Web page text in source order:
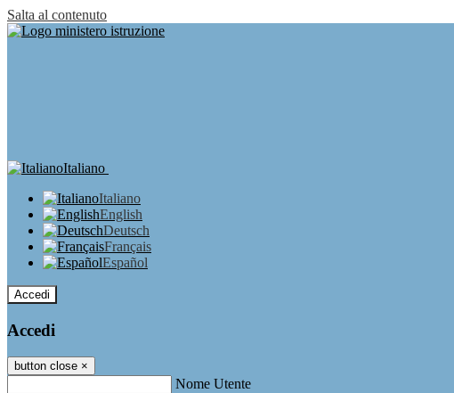
Salta al contenuto
Italiano
Italiano
English
Deutsch
Français
Español
Accedi
Accedi
button close ×
Nome Utente